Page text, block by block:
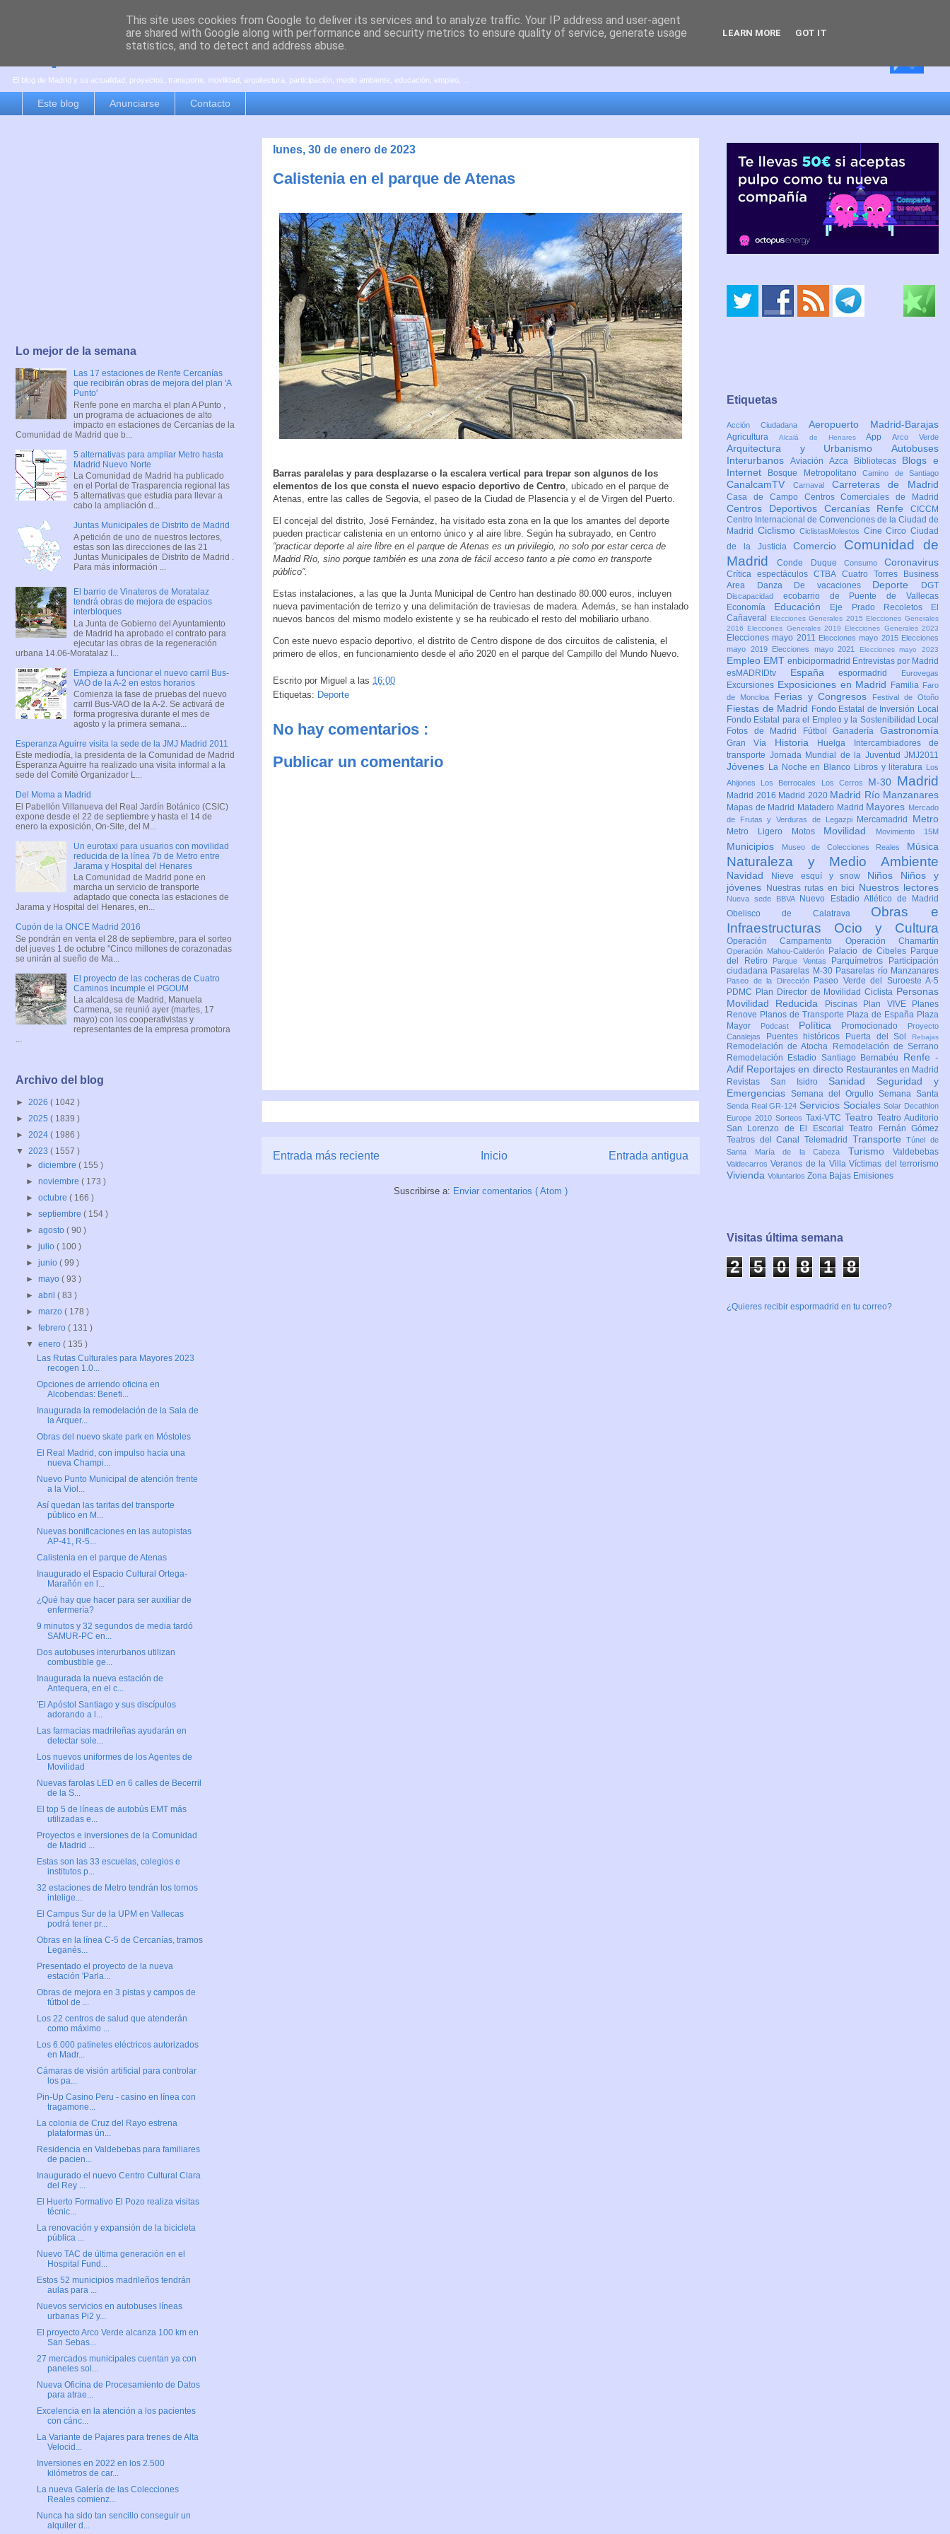
es por madrid
El blog de Madrid y su actualidad, proyectos, transporte, movilidad, arquitectura, participación, medio ambiente, educación, empleo, ...
Este blog Anunciarse Contacto
lunes, 30 de enero de 2023
Calistenia en el parque de Atenas
Barras paralelas y para desplazarse o la escalera vertical para trepar son algunos de los
elementos de los que consta el nuevo espacio deportivo de Centro , ubicado en el parque de
Atenas, entre las calles de Segovia, el paseo de la Ciudad de Plasencia y el de Virgen del Puerto.
El concejal del distrito, José Fernández, ha visitado esta zona en la que los amantes del deporte
pueden practicar calistenia en un entorno único y al aire libre. Según ha subrayado, en Centro
“practicar deporte al aire libre en el parque de Atenas es un privilegio, no solo por estar cerca de
Madrid Río, sino porque también es una zona de fácil acceso tanto a pie como en transporte
público”.
Estas instalaciones, a las que la Junta Municipal de Centro han destinado 80.000 euros, incluyen
nueva pavimentación de terrizo y una delimitación de traviesas de madera. Además, se han instalado
nuevos bancos del mismo modelo existente y se ha reubicado el resto del mobiliario urbano.
Con este nuevo espacio deportivo, el distrito de Centro dispone de dos circuitos de calistenia, el
primero de ellos, en funcionamiento desde el año 2020 en el parque del Campillo del Mundo Nuevo.
Escrito por Miguel a las 16:00
Etiquetas: Deporte
No hay comentarios :
Publicar un comentario
Entrada más reciente Entrada antigua
Inicio
Suscribirse a: Enviar comentarios ( Atom )
Lo mejor de la semana
Las 17 estaciones de Renfe Cercanías
que recibirán obras de mejora del plan 'A
Punto'
Renfe pone en marcha el plan A Punto ,
un programa de actuaciones de alto
impacto en estaciones de Cercanías de la
Comunidad de Madrid que b...
5 alternativas para ampliar Metro hasta
Madrid Nuevo Norte
La Comunidad de Madrid ha publicado
en el Portal de Trasparencia regional las
5 alternativas que estudia para llevar a
cabo la ampliación d...
Juntas Municipales de Distrito de Madrid
A petición de uno de nuestros lectores,
estas son las direcciones de las 21
Juntas Municipales de Distrito de Madrid .
Para más información ...
El barrio de Vinateros de Moratalaz
tendrá obras de mejora de espacios
interbloques
La Junta de Gobierno del Ayuntamiento
de Madrid ha aprobado el contrato para
ejecutar las obras de la regeneración
urbana 14.06-Moratalaz I...
Empieza a funcionar el nuevo carril Bus-
VAO de la A-2 en estos horarios
Comienza la fase de pruebas del nuevo
carril Bus-VAO de la A-2. Se activará de
forma progresiva durante el mes de
agosto y la primera semana...
Esperanza Aguirre visita la sede de la JMJ Madrid 2011
Este mediodía, la presidenta de la Comunidad de Madrid
Esperanza Aguirre ha realizado una visita informal a la
sede del Comité Organizador L...
Del Moma a Madrid
El Pabellón Villanueva del Real Jardín Botánico (CSIC)
expone desde el 22 de septiembre y hasta el 14 de
enero la exposición, On-Site, del M...
Un eurotaxi para usuarios con movilidad
reducida de la línea 7b de Metro entre
Jarama y Hospital del Henares
La Comunidad de Madrid pone en
marcha un servicio de transporte
adaptado que conecta las estaciones de
Jarama y Hospital del Henares, en...
Cupón de la ONCE Madrid 2016
Se pondrán en venta el 28 de septiembre, para el sorteo
del jueves 1 de octubre "Cinco millones de corazonadas
se unirán al sueño de Ma...
El proyecto de las cocheras de Cuatro
Caminos incumple el PGOUM
La alcaldesa de Madrid, Manuela
Carmena, se reunió ayer (martes, 17
mayo) con los cooperativistas y
representantes de la empresa promotora
...
Archivo del blog
► 2026 ( 1042 )
► 2025 ( 1839 )
► 2024 ( 1986 )
▼ 2023 ( 1557 )
►diciembre( 155 )
►noviembre( 173 )
►octubre( 166 )
►septiembre( 154 )
►agosto( 90 )
►julio( 100 )
►junio( 99 )
►mayo( 93 )
►abril( 83 )
►marzo( 178 )
►febrero( 131 )
▼enero( 135 )
Las Rutas Culturales para Mayores 2023
recogen 1.0...
Opciones de arriendo oficina en
Alcobendas: Benefi...
Inaugurada la remodelación de la Sala de
la Arquer...
Obras del nuevo skate park en Móstoles
El Real Madrid, con impulso hacia una
nueva Champi...
Nuevo Punto Municipal de atención frente
a la Viol...
Así quedan las tarifas del transporte
público en M...
Nuevas bonificaciones en las autopistas
AP-41, R-5...
Calistenia en el parque de Atenas
Inaugurado el Espacio Cultural Ortega-
Marañón en l...
¿Qué hay que hacer para ser auxiliar de
enfermería?
9 minutos y 32 segundos de media tardó
SAMUR-PC en...
Dos autobuses interurbanos utilizan
combustible ge...
Inaugurada la nueva estación de
Antequera, en el c...
'El Apóstol Santiago y sus discípulos
adorando a l...
Las farmacias madrileñas ayudarán en
detectar sole...
Los nuevos uniformes de los Agentes de
Movilidad
Nuevas farolas LED en 6 calles de Becerril
de la S...
El top 5 de líneas de autobús EMT más
utilizadas e...
Proyectos e inversiones de la Comunidad
de Madrid ...
Estas son las 33 escuelas, colegios e
institutos p...
32 estaciones de Metro tendrán los tornos
intelige...
El Campus Sur de la UPM en Vallecas
podrá tener pr...
Obras en la línea C-5 de Cercanías, tramos
Leganés...
Presentado el proyecto de la nueva
estación 'Parla...
Obras de mejora en 3 pistas y campos de
fútbol de ...
Los 22 centros de salud que atenderán
como máximo ...
Los 6.000 patinetes eléctricos autorizados
en Madr...
Cámaras de visión artificial para controlar
los pa...
Pin-Up Casino Peru - casino en línea con
tragamone...
La colonia de Cruz del Rayo estrena
plataformas ún...
Residencia en Valdebebas para familiares
de pacien...
Inaugurado el nuevo Centro Cultural Clara
del Rey ...
El Huerto Formativo El Pozo realiza visitas
técnic...
La renovación y expansión de la bicicleta
pública ...
Nuevo TAC de última generación en el
Hospital Fund...
Estos 52 municipios madrileños tendrán
aulas para ...
Nuevos servicios en autobuses líneas
urbanas Pi2 y...
El proyecto Arco Verde alcanza 100 km en
San Sebas...
27 mercados municipales cuentan ya con
paneles sol...
Nueva Oficina de Procesamiento de Datos
para atrae...
Excelencia en la atención a los pacientes
con cánc...
La Variante de Pajares para trenes de Alta
Velocid...
Inversiones en 2022 en los 2.500
kilómetros de car...
La nueva Galería de las Colecciones
Reales comienz...
Nunca ha sido tan sencillo conseguir un
alquiler d...
Etiquetas
Acción Ciudadana Aeropuerto Madrid-Barajas
Agricultura Alcalá de HenaresAppArco Verde
Arquitectura y Urbanismo Autobuses
Interurbanos Aviación Azca Bibliotecas Blogs e
Internet
Bosque MetropolitanoCamino de Santiago
CanalcamTV Carnaval Carreteras de Madrid
Casa de Campo Centros Comerciales de Madrid
Centros Deportivos Cercanías Renfe CICCM
Centro Internacional de Convenciones de la Ciudad de
Madrid CiclismoCiclistasMolestos CineCircoCiudad
de la JusticiaComercio Comunidad de
MadridConde Duque Consumo Coronavirus
Crítica espectáculosCTBA Cuatro Torres Business
Area
Danza De vacaciones Deporte DGT
Discapacidad ecobarrio de Puente de Vallecas
Economía Educación Eje Prado Recoletos
El
Cañaveral
Elecciones Generales 2015 Elecciones Generales
2016 Elecciones Generales 2019 Elecciones Generales 2023
Elecciones mayo 2011 Elecciones mayo 2015 Elecciones
mayo 2019
Elecciones mayo 2021 Elecciones mayo 2023
Empleo EMT enbicipormadrid Entrevistas por Madrid
esMADRIDtv Españaespormadrid Eurovegas
Excursiones Exposiciones en Madrid Familia Faro
de Moncloa
Ferias y Congresos Festival de Otoño
Fiestas de Madrid Fondo Estatal de Inversión Local
Fondo Estatal para el Empleo y la Sostenibilidad Local
Fotos de Madrid
FútbolGanaderíaGastronomía
Gran Vía Historia Huelga
Intercambiadores de
transporte Jornada Mundial de la Juventud JMJ2011
Jóvenes La Noche en Blanco Libros y literatura
Los
Ahijones
Los Berrocales Los Cerros M-30 Madrid
Madrid 2016 Madrid 2020 Madrid Río Manzanares
Mapas de Madrid Matadero Madrid Mayores Mercado
de Frutas y Verduras de Legazpi
Mercamadrid Metro
Metro Ligero Motos Movilidad Movimiento 15M
Municipios Museo de Colecciones Reales Música
Naturaleza y Medio Ambiente
Navidad Nieve esquí y snow Niños Niños y
jóvenes
Nuestras rutas en bici Nuestros lectores
Nueva sede BBVA
Nuevo Estadio Atlético de Madrid
Obelisco de Calatrava Obras e
Infraestructuras Ocio y Cultura
Operación Campamento Operación Chamartín
Operación Mahou-Calderón Palacio de Cibeles Parque
del Retiro
Parque Ventas Parquímetros
Participación
ciudadana Pasarelas M-30 Pasarelas río Manzanares
Paseo de la Dirección
Paseo Verde del Suroeste A-5
PDMC Plan Director de Movilidad Ciclista Personas
Movilidad Reducida
Piscinas Plan VIVE
Planes
Renove Planos de Transporte Plaza de España Plaza
Mayor
Podcast Política Promocionado
Proyecto
Canalejas
Puentes históricos Puerta del Sol Rebajas
Remodelación de Atocha
Remodelación de Serrano
Remodelación Estadio Santiago Bernabéu Renfe -
Adif Reportajes en directo Restaurantes en Madrid
Revistas San Isidro Sanidad Seguridad y
Emergencias Semana del Orgullo Semana Santa
Senda Real GR-124 Servicios SocialesSolar Decathlon
Europe 2010 Sorteos Taxi-VTC Teatro Teatro Auditorio
San Lorenzo de El EscorialTeatro Fernán Gómez
Teatros del Canal Telemadrid TransporteTúnel de
Santa María de la Cabeza Turismo Valdebebas
ValdecarrosVeranos de la VillaVíctimas del terrorismo
Vivienda Voluntarios Zona Bajas Emisiones
Visitas última semana
2 5 0 8 1 8
¿Quieres recibir espormadrid en tu correo?
This site uses cookies from Google to deliver its services and to analyze traffic. Your IP address and user-agent
are shared with Google along with performance and security metrics to ensure quality of service, generate usage
statistics, and to detect and address abuse.
LEARN MORE GOT IT